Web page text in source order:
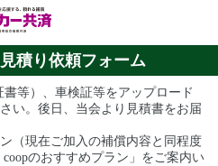
積り依頼フォーム
等）、車検証等をアップロード
い。後日、当会より見積書をお届
（現在ご加入の補償内容と同程度
のおすすめプラン」をご案内い